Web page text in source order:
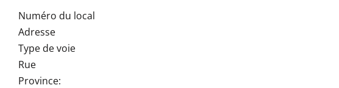
Numéro du local
Adresse
Type de voie
Rue
Province: